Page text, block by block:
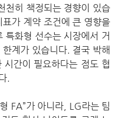
천히 책정되는 경향이 있습
가 계약 조건에 큰 영향을
특화형 선수는 시장에서 거
계가 있습니다. 결국 박해
간이 필요하다는 점도 협
.
FA”가 아니라, LG라는 팀